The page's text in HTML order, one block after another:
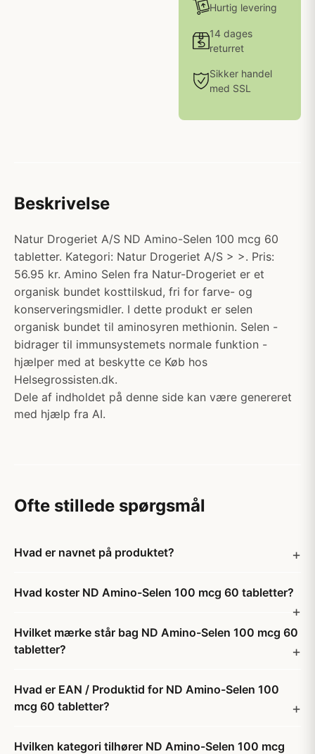
Hurtig levering
14 dages
returret
Sikker handel
med SSL
Beskrivelse
Natur Drogeriet A/S ND Amino-Selen 100 mcg 60
tabletter. Kategori: Natur Drogeriet A/S > >. Pris:
56.95 kr. Amino Selen fra Natur-Drogeriet er et
organisk bundet kosttilskud, fri for farve- og
konserveringsmidler. I dette produkt er selen
organisk bundet til aminosyren methionin. Selen -
bidrager til immunsystemets normale funktion -
hjælper med at beskytte ce Køb hos
Helsegrossisten.dk.
Dele af indholdet på denne side kan være genereret
med hjælp fra AI.
Ofte stillede spørgsmål
Hvad er navnet på produktet?
Hvad koster ND Amino-Selen 100 mcg 60 tabletter?
Hvilket mærke står bag ND Amino-Selen 100 mcg 60
tabletter?
Hvad er EAN / Produktid for ND Amino-Selen 100
mcg 60 tabletter?
Hvilken kategori tilhører ND Amino-Selen 100 mcg